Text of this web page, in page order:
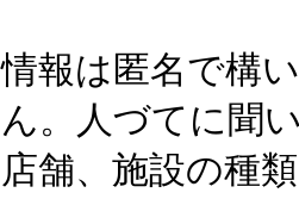
情報は匿名で構
ん。人づてに聞
店舗、施設の種